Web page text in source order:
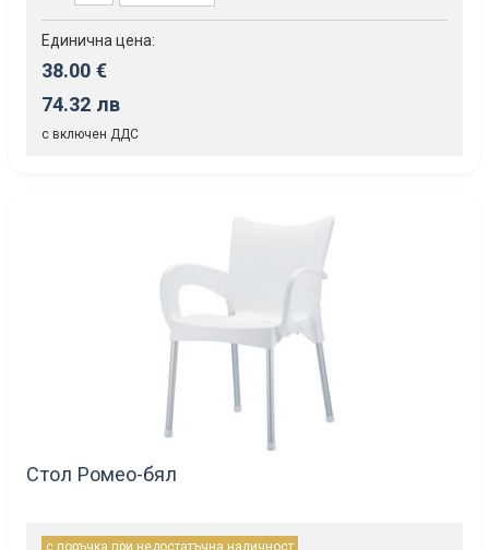
Единична цена:
38.00 €
74.32 лв
с включен ДДС
Стол Ромео-бял
с поръчка при недостатъчна наличност